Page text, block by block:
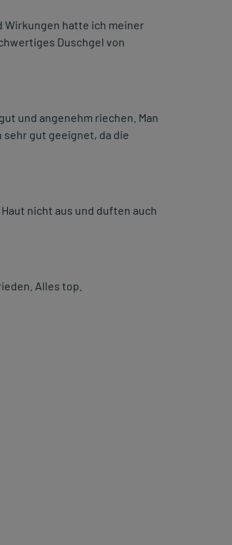
Wirkungen hatte ich meiner
Duschgel von
und angenehm riechen. Man
sehr gut geeignet, da die
nicht aus und duften auch
Alles top.